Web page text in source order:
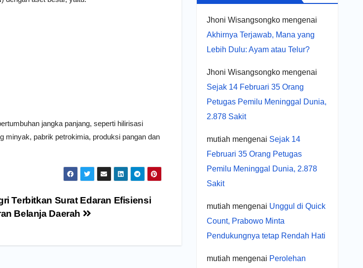
jangka panjang, seperti hilirisasi
minyak, pabrik petrokimia, produksi pangan dan
Terbitkan Surat Edaran Efisiensi
Belanja Daerah
Jhoni Wisangsongkomengenai
Akhirnya Terjawab, Mana yang
Lebih Dulu: Ayam atau Telur?
Jhoni Wisangsongkomengenai
Sejak 14 Februari 35 Orang
Petugas Pemilu Meninggal Dunia,
2.878 Sakit
mutiah mengenai Sejak 14
Februari 35 Orang Petugas
Pemilu Meninggal Dunia, 2.878
Sakit
mutiah mengenai Unggul di Quick
Count, Prabowo Minta
Pendukungnya tetap Rendah Hati
mutiah mengenai Perolehan